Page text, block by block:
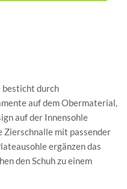
durch
auf dem Obermaterial,
auf der Innensohle
Zierschnalle mit passender
ergänzen das
den Schuh zu einem